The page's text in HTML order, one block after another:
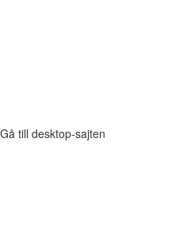
Gå till desktop-sajten